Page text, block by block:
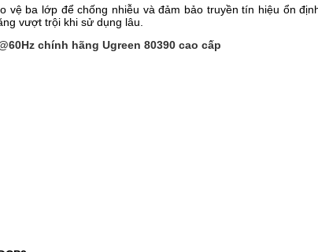
vệ ba lớp để chống nhiễu và đảm bảo truyền tín hiệu ổn
vượt trội khi sử dụng lâu.
chính hãng Ugreen 80390 cao cấp